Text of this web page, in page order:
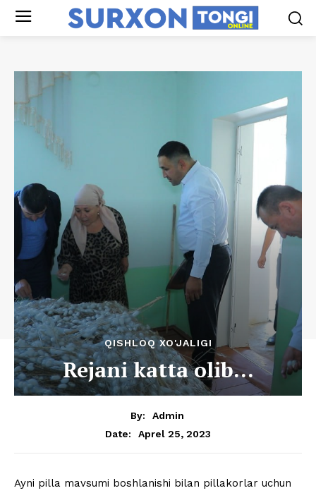
QISHLOQ XO'JALIGI
Rejani katta olib…
By:
Admin
Date:
Aprel 25, 2023
Ayni pilla mavsumi boshlanishi bilan pillakorlar uchun